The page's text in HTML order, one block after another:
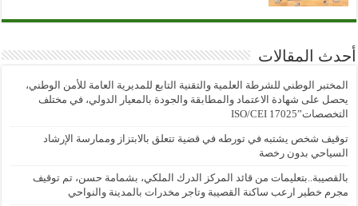
أحدث المقالات
المختبر الوطني للشرطة العلمية والتقنية التابع للمديرية العامة للأمن الوطني،
يحصل على شهادة الاعتماد والمطابقة والجودة بالمعيار الدولي، في مختلف
التخصصات”ISO/CEI 17025
توقيف شخص يشتبه في تورطه في قضية تتعلق بالابتزاز وممارسة الإرشاد
السياحي بدون رخصة
بالقصيبة..بتعليمات من قائد المركز الدرك الملكي، بشمامة حسن، تم توقيف
مجرم خطير ارعب ساكنة القصيبة وتاجر مخدرات بالمدينة والنواحي